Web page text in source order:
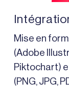
Mise en
(Adobe
Piktochart)
(PNG, JPG,